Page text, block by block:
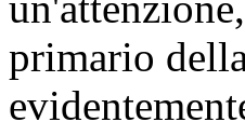
primario